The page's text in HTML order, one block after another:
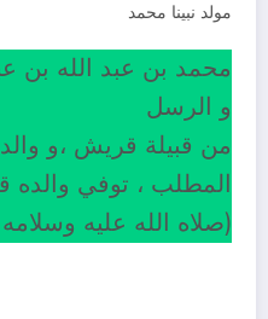
مولد نبينا محمد
محمد بن عبد الله بن
و الرسل
من قبيلة قريش ،و
المطلب ، توفي والده
(صلاه الله عليه